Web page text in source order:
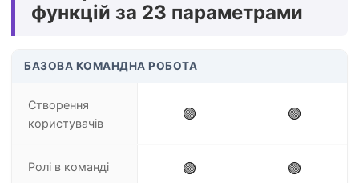
функцій за 23 параметрами
БАЗОВА КОМАНДНА РОБОТА
Створення
користувачів
🟢 🟢
Ролі в команді 🟢 🟢